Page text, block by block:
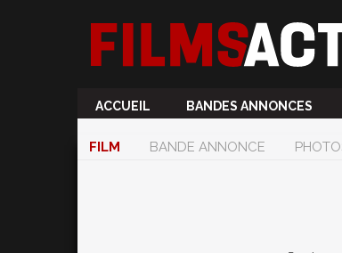
ACCUEIL BANDES ANNONCES
FILM BANDE ANNONCE